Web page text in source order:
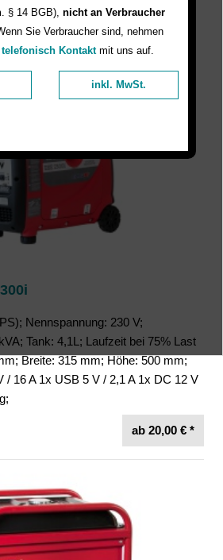
Anschluss von elektronischen
den anspruchsvollen Profieinsatz.
Nennspannung: 230 V;
Tank: 4,1L; Laufzeit bei 75% Last
Breite: 315 mm; Höhe: 500 mm;
/ 16 A 1x USB 5 V / 2,1 A 1x DC 12 V
ab 20,00 € *
§ 14 BGB), nicht an Verbraucher
Sie Verbraucher sind, nehmen
telefonisch Kontaktmit uns auf.
inkl. MwSt.